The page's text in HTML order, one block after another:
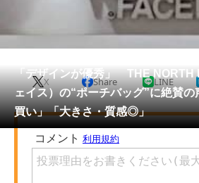
教育・育児
会員記事
メディア
注目記事を集めた総合ページ
ITの今と未来を見通す
「デザインが優秀」 THE NORTH
ェイス）の“ポーチバッグ”に絶賛
買い」「大きさ・質感◎」
X Share LINE